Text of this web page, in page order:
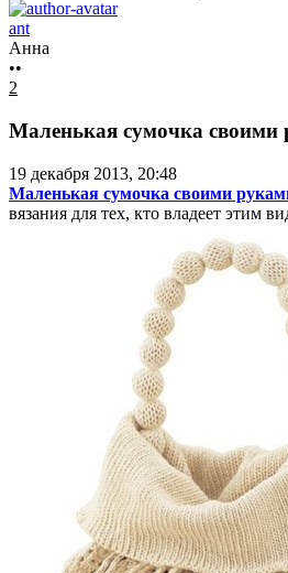
ant
Анна
••
2
Маленькая сумочка
19 декабря 2013, 20:48
Маленькая сумочка своими
вязания для тех, кто владеет этим